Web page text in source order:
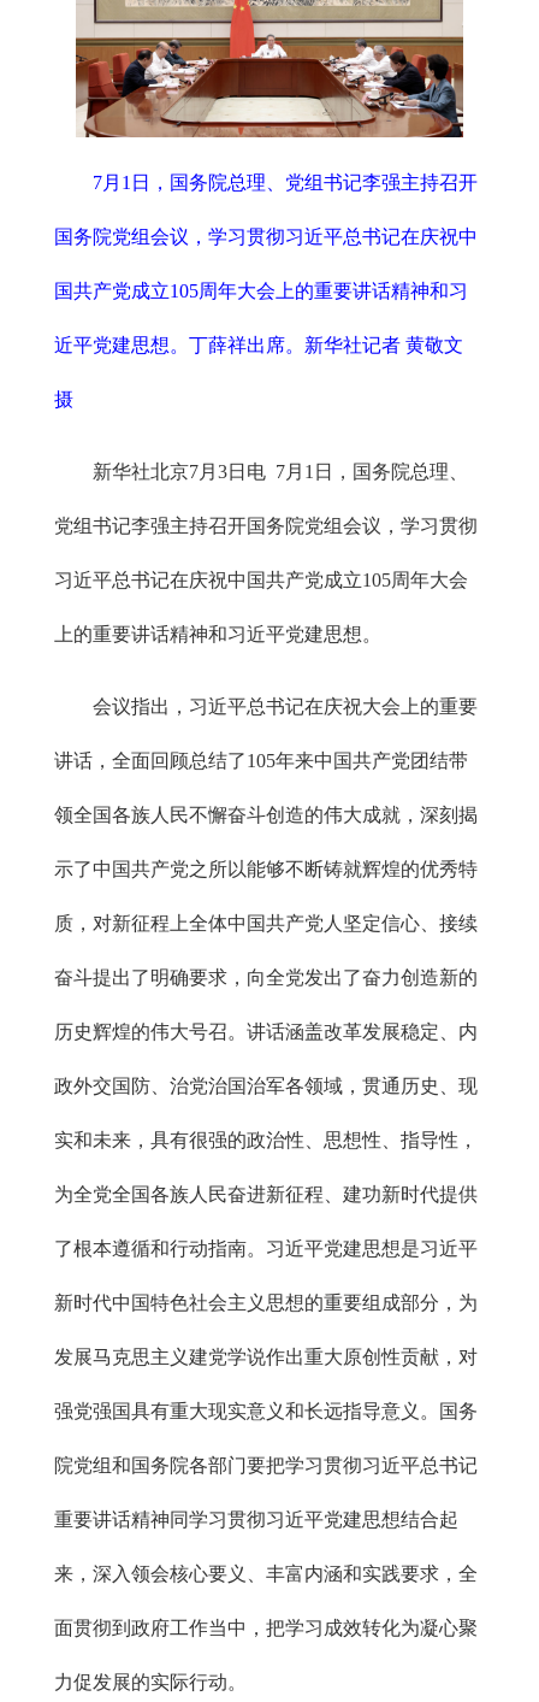
7月1日，国务院总理、党组书记李强主持召开
国务院党组会议，学习贯彻习近平总书记在庆祝中
国共产党成立105周年大会上的重要讲话精神和习
近平党建思想。丁薛祥出席。新华社记者 黄敬文
摄
新华社北京7月3日电 7月1日，国务院总理、
党组书记李强主持召开国务院党组会议，学习贯彻
习近平总书记在庆祝中国共产党成立105周年大会
上的重要讲话精神和习近平党建思想。
会议指出，习近平总书记在庆祝大会上的重要
讲话，全面回顾总结了105年来中国共产党团结带
领全国各族人民不懈奋斗创造的伟大成就，深刻揭
示了中国共产党之所以能够不断铸就辉煌的优秀特
质，对新征程上全体中国共产党人坚定信心、接续
奋斗提出了明确要求，向全党发出了奋力创造新的
历史辉煌的伟大号召。讲话涵盖改革发展稳定、内
政外交国防、治党治国治军各领域，贯通历史、现
实和未来，具有很强的政治性、思想性、指导性，
为全党全国各族人民奋进新征程、建功新时代提供
了根本遵循和行动指南。习近平党建思想是习近平
新时代中国特色社会主义思想的重要组成部分，为
发展马克思主义建党学说作出重大原创性贡献，对
强党强国具有重大现实意义和长远指导意义。国务
院党组和国务院各部门要把学习贯彻习近平总书记
重要讲话精神同学习贯彻习近平党建思想结合起
来，深入领会核心要义、丰富内涵和实践要求，全
面贯彻到政府工作当中，把学习成效转化为凝心聚
力促发展的实际行动。